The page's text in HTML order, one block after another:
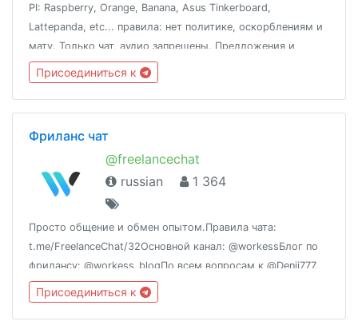
PI: Raspberry, Orange, Banana, Asus Tinkerboard,
Lattepanda, etc... правила: нет политике, оскорблениям и
мату. Только чат, аудио запрещены. Предложения и
вопросы к @fox_zi
Присоединиться к
Фриланс чат
@freelancechat
russian
1 364
Просто общение и обмен опытом.Правила чата:
t.me/FreelanceChat/32Основной канал: @workessБлог по
фрилансу: @workess_blogПо всем вопросам к @Denii777.
Присоединиться к